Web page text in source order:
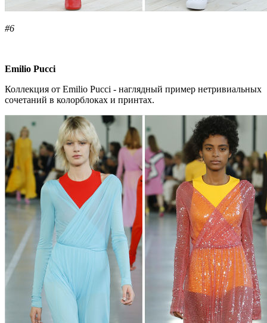
#6
Emilio Pucci
Коллекция от Emilio Pucci - наглядный пример нетривиальных
сочетаний в колорблоках и принтах.